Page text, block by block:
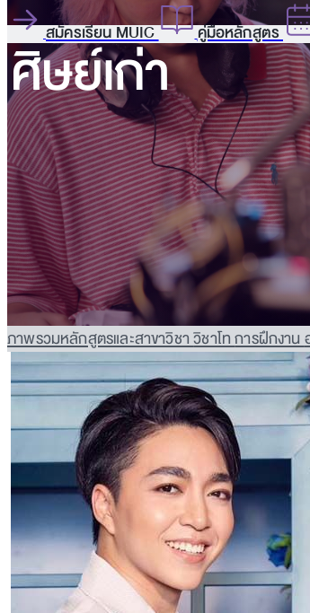
สมัครเรียน MUIC คู่มือหลักสูตร
ศิษย์เก่า
ภาพรวมหลักสูตรและสาขาวิชาวิชาโทการฝึกงาน